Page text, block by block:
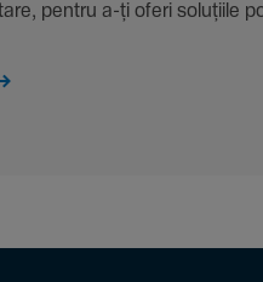
pentru a-ți oferi solu­țiile